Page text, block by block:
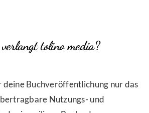
tolino media?
Buchveröffentlichung nurdas
Nutzungs- und